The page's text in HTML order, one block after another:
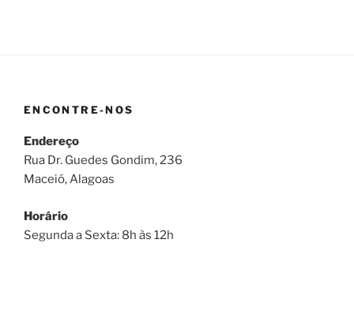
ENCONTRE-NOS
Endereço
Rua Dr. Guedes Gondim, 236
Maceió, Alagoas
Horário
Segunda a Sexta: 8h às 12h